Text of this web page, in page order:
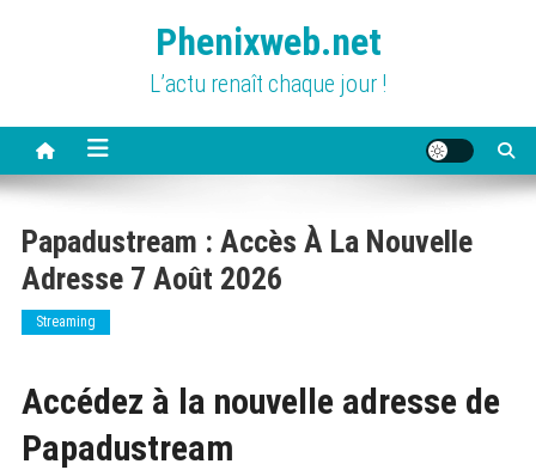
Phenixweb.net
L’actu renaît chaque jour !
Papadustream : Accès À La Nouvelle
Adresse 7 Août 2026
Streaming
Accédez à la nouvelle adresse de
Papadustream